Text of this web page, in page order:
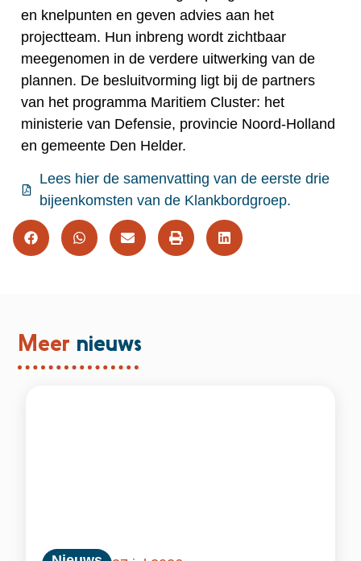
en knelpunten en geven advies aan het
projectteam. Hun inbreng wordt zichtbaar
meegenomen in de verdere uitwerking van de
plannen. De besluitvorming ligt bij de partners
van het programma Maritiem Cluster: het
ministerie van Defensie, provincie Noord-Holland
en gemeente Den Helder.
Lees hier de samenvatting van de eerste drie
bijeenkomsten van de Klankbordgroep.
Meer nieuws